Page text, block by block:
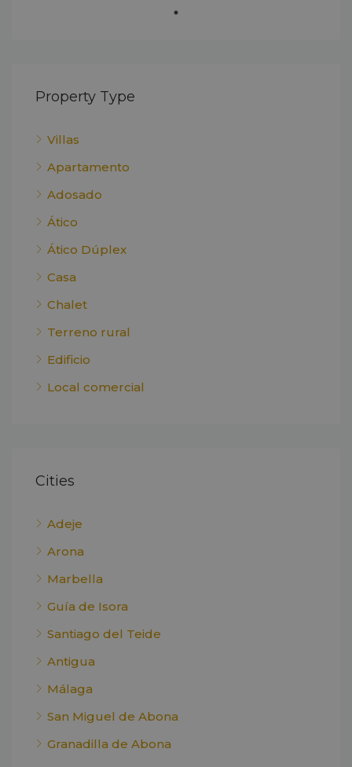
Property Type
Villas
Apartamento
Adosado
Ático
Ático Dúplex
Casa
Chalet
Terreno rural
Edificio
Local comercial
Cities
Adeje
Arona
Marbella
Guía de Isora
Santiago del Teide
Antigua
Málaga
San Miguel de Abona
Granadilla de Abona